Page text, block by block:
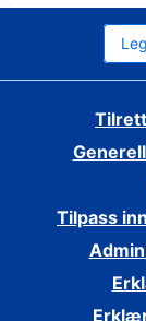
Tilpass